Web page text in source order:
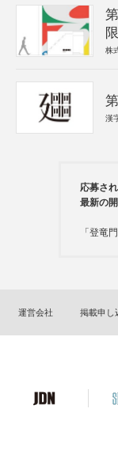
株
漢
応募さ
最新の
「登竜
運営会社 掲載申し